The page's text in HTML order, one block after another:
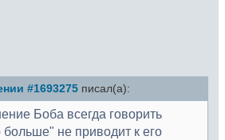
#1693275 писал(а):
Боба всегда говорить
не приводит к его